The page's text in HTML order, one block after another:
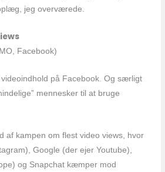
jeg overværede.
Facebook)
på Facebook. Og særligt
mennesker til at bruge
af kampen om flest video views, hvor
Google (der ejer Youtube),
og Snapchat kæmper mod